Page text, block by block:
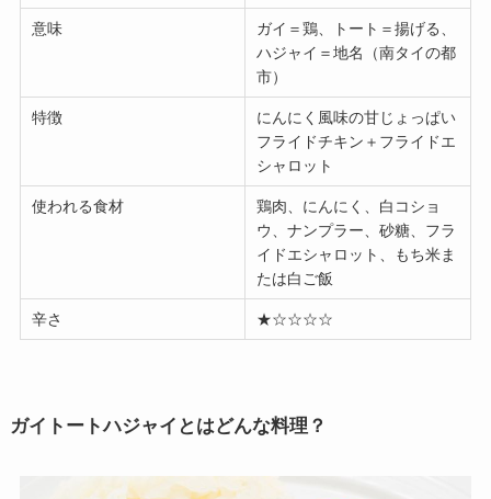
意味
ガイ＝鶏、トート＝揚げる、
ハジャイ＝地名（南タイの都
市）
特徴
にんにく風味の甘じょっぱい
フライドチキン＋フライドエ
シャロット
使われる食材
鶏肉、にんにく、白コショ
ウ、ナンプラー、砂糖、フラ
イドエシャロット、もち米ま
たは白ご飯
辛さ ★☆☆☆☆
ガイトートハジャイとはどんな料理？